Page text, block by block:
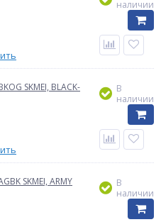
наличии
SKMEI, BLACK-
В
наличии
SKMEI, ARMY
В
наличии